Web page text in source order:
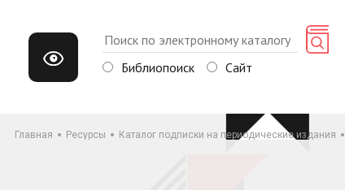
Библиопоиск Сайт
Главная Ресурсы Каталог подписки на периодические издания